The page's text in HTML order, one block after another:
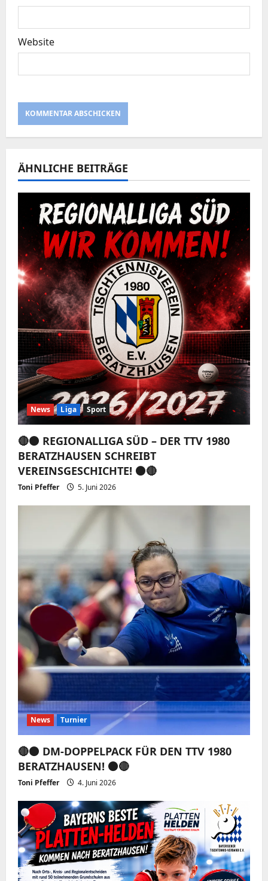
n
Website
ÄHNLICHE BEITRÄGE
News Liga Sport
🔴⚫️ REGIONALLIGA SÜD – DER TTV 1980
BERATZHAUSEN SCHREIBT
VEREINSGESCHICHTE! ⚫️🔴
Toni Pfeffer 5. Juni 2026
News Turnier
🔴⚫️ DM-DOPPELPACK FÜR DEN TTV 1980
BERATZHAUSEN! ⚫️🔴
Toni Pfeffer 4. Juni 2026